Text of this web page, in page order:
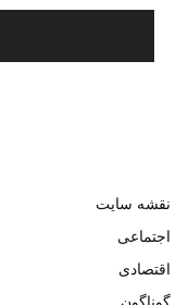
نقشه سایت
اجتماعی
اقتصادی